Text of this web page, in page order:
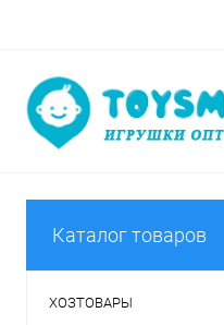
Каталог товаров
ХОЗТОВАРЫ